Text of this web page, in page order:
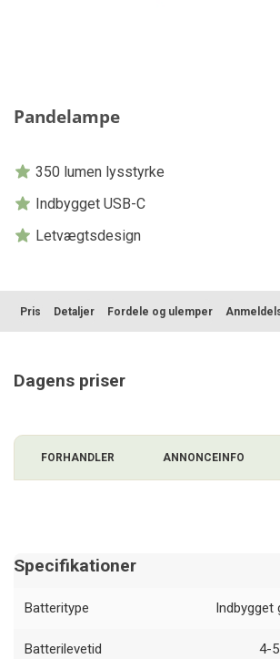
Pandelampe
350 lumen lysstyrke
Indbygget USB-C
Letvægtsdesign
Pris Detaljer Fordele og ulemper
Dagens priser
FORHANDLER ANNONCEINFO
Specifikationer
Batteritype Indbygget
Batterilevetid 4-